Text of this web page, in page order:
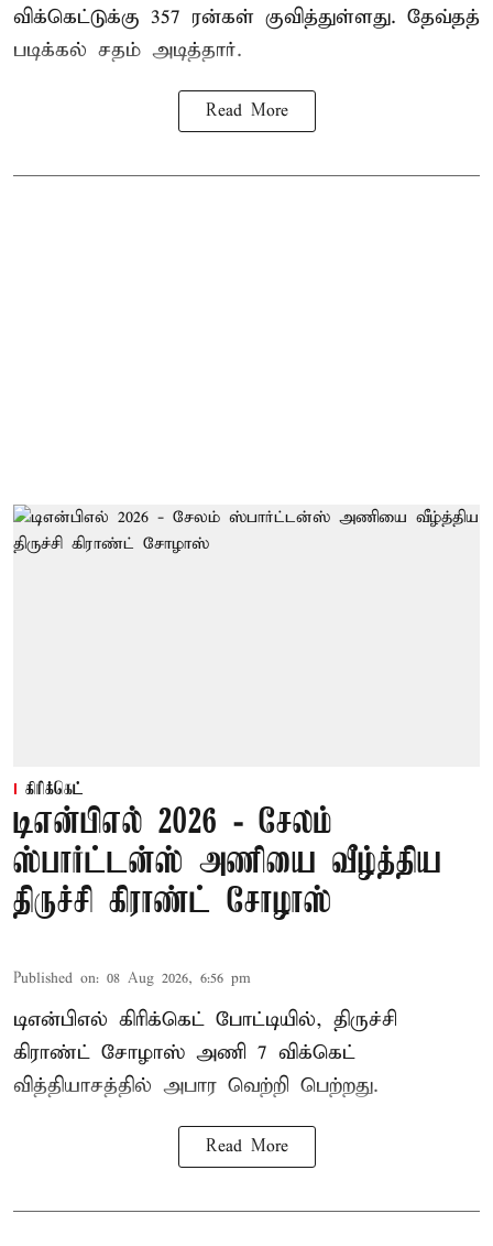
விக்கெட்டுக்கு 357 ரன்கள் குவித்துள்ளது. தேவ்தத்
படிக்கல் சதம் அடித்தார்.
Read More
கிரிக்கெட்
டிஎன்பிஎல் 2026 - சேலம்
ஸ்பார்ட்டன்ஸ் அணியை வீழ்த்திய
திருச்சி கிராண்ட் சோழாஸ்
Published on: 08 Aug 2026, 6:56 pm
டிஎன்பிஎல் கிரிக்கெட் போட்டியில், திருச்சி
கிராண்ட் சோழாஸ் அணி 7 விக்கெட்
வித்தியாசத்தில் அபார வெற்றி பெற்றது.
Read More